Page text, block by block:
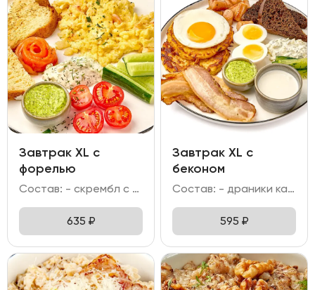
Завтрак XL c
форелью
Состав: - скрембл с креветкой; - форель слабо-соленая; - огурец свежий; помидоры Черри; - бриошь; - соус тар-тар; масло пряное.
635 ₽
Завтрак XL с
беконом
Состав: - драники картофельные; - яйцо отварное; яйцо жареное; - колбаска куриная гриль; бекон; - хлеб бородинский с клюквой; - битый огурец; - соус тар тар; майонез сметанковый; масло пряное.
595 ₽